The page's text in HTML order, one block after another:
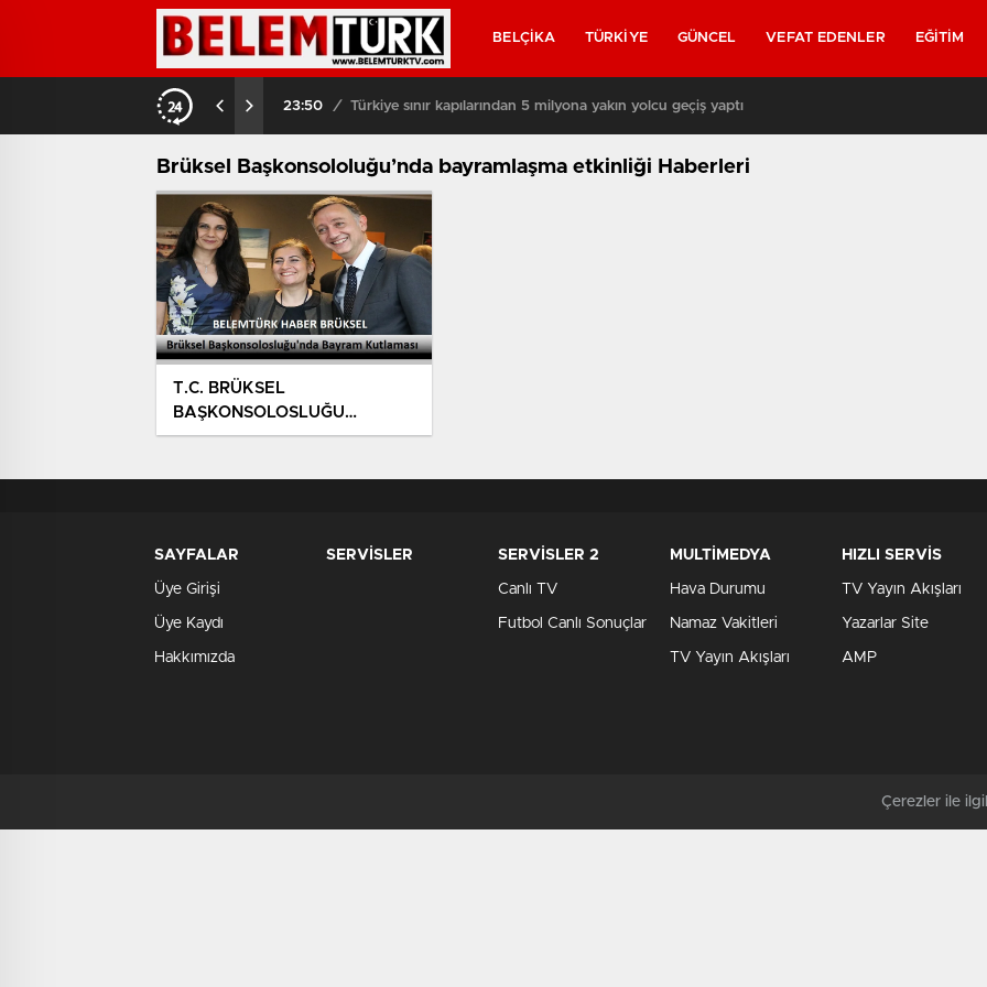
BELÇIKA TÜRKIYE GÜNCEL VEFAT EDENLER EĞITIM
Türkiye sınır kapılarından 5 milyona yakın yolcu geçiş yaptı 03:08 /
Brüksel Başkonsololuğu’nda bayramlaşma etkinliği Haberleri
T.C. BRÜKSEL
BAŞKONSOLOSLUĞU
BAYRAMLAŞMA ETKİNLİĞİ
SAYFALAR
Üye Girişi
Üye Kaydı
Hakkımızda
SERVİSLER SERVİSLER 2
Canlı TV
Futbol Canlı Sonuçlar
MULTİMEDYA
Hava Durumu
Namaz Vakitleri
TV Yayın Akışları
HIZLI SERVİS
TV Yayın Akışları
Yazarlar Site
AMP
Çerezler ile